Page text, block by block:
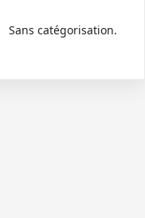
Sans catégorisation.